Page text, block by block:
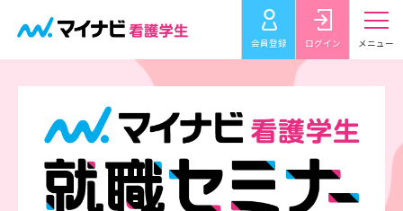
会員登録 ログイン メニュー